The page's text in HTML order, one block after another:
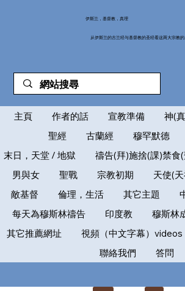
伊斯兰，基督教，真理
从伊斯兰的古兰经与基督教的圣经看这两大宗教
主頁 作者的話 宣教準備 神(
聖經
古蘭經 穆罕默德
末日，天堂 / 地獄
禱告(拜)施捨(課)禁食
男與女
聖戰 宗教初期 天使(
敵基督
倫理，生活 其它主題
每天為穆斯林禱告
印度教
穆斯林
其它推薦網址
視頻（中文字幕）videos
聯絡我們
答問